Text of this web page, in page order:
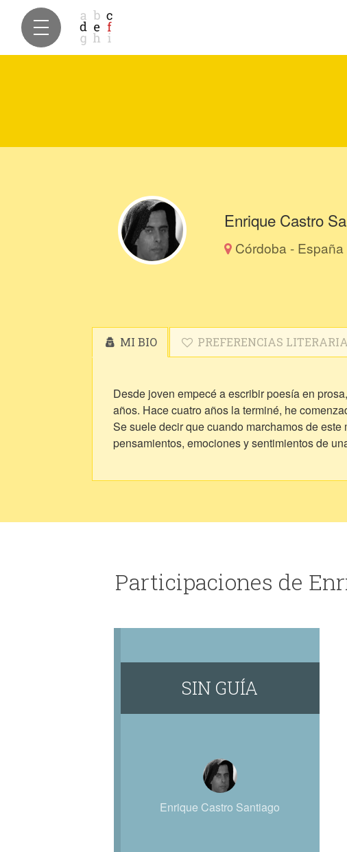
Enrique Castro
Córdoba - España
MI BIO PREFERENCIAS
Desde joven empecé a escribir poesía en
años. Hace cuatro años la terminé, he
Se suele decir que cuando marchamos de
pensamientos, emociones y sentimientos de
Participaciones de
SIN GUÍA
Enrique Castro Santiago